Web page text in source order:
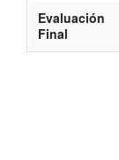
Evaluación
Final